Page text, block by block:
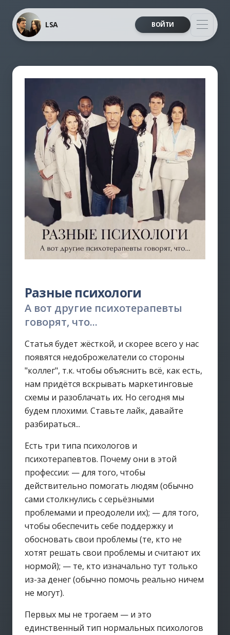
LSA ВОЙТИ
Разные психологи
А вот другие психотерапевты
говорят, что...
Статья будет жёсткой, и скорее всего у нас
появятся недоброжелатели со стороны
"коллег", т.к. чтобы объяснить всё, как есть,
нам придётся вскрывать маркетинговые
схемы и разоблачать их. Но сегодня мы
будем плохими. Ставьте лайк, давайте
разбираться...
Есть три типа психологов и
психотерапевтов. Почему они в этой
профессии: — для того, чтобы
действительно помогать людям (обычно
сами столкнулись с серьёзными
проблемами и преодолели их); — для того,
чтобы обеспечить себе поддержку и
обосновать свои проблемы (те, кто не
хотят решать свои проблемы и считают их
нормой); — те, кто изначально тут только
из-за денег (обычно помочь реально ничем
не могут).
Первых мы не трогаем — и это
единственный тип нормальных психологов